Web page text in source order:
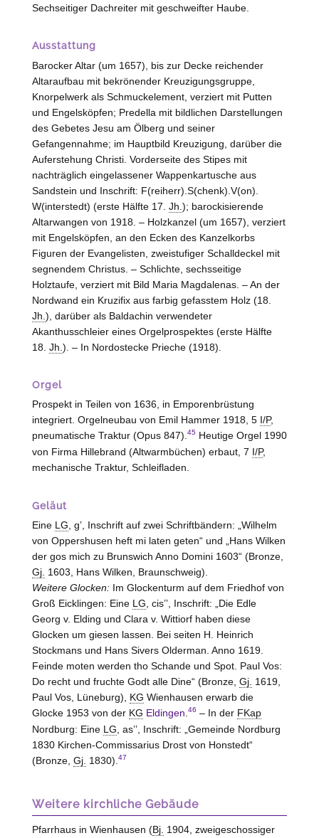
Sechseitiger Dachreiter mit geschweifter Haube.
Ausstattung
Barocker Altar (um 1657), bis zur Decke reichender
Altaraufbau mit bekrönender Kreuzigungsgruppe,
Knorpelwerk als Schmuckelement, verziert mit Putten
und Engelsköpfen; Predella mit bildlichen Darstellungen
des Gebetes Jesu am Ölberg und seiner
Gefangennahme; im Hauptbild Kreuzigung, darüber die
Auferstehung Christi. Vorderseite des Stipes mit
nachträglich eingelassener Wappenkartusche aus
Sandstein und Inschrift: F(reiherr).S(chenk).V(on).
W(interstedt) (erste Hälfte 17. Jh. ); barockisierende
Altarwangen von 1918. – Holzkanzel (um 1657), verziert
mit Engelsköpfen, an den Ecken des Kanzelkorbs
Figuren der Evangelisten, zweistufiger Schalldeckel mit
segnendem Christus. – Schlichte, sechsseitige
Holztaufe, verziert mit Bild Maria Magdalenas. – An der
Nordwand ein Kruzifix aus farbig gefasstem Holz (18.
Jh. ), darüber als Baldachin verwendeter
Akanthusschleier eines Orgelprospektes (erste Hälfte
18. Jh. ). – In Nordostecke Prieche (1918).
Orgel
Prospekt in Teilen von 1636, in Emporenbrüstung
integriert. Orgelneubau von Emil Hammer 1918, 5 I/P,
pneumatische Traktur (Opus 847).45Heutige Orgel 1990
von Firma Hillebrand (Altwarmbüchen) erbaut, 7 I/P,
mechanische Traktur, Schleifladen.
Geläut
Eine LG , g’, Inschrift auf zwei Schriftbändern: „Wilhelm
von Oppershusen heft mi laten geten“ und „Hans Wilken
der gos mich zu Brunswich Anno Domini 1603“ (Bronze,
Gj. 1603, Hans Wilken, Braunschweig).
Weitere Glocken:Im Glockenturm auf dem Friedhof von
Groß Eicklingen: Eine LG , cis’’, Inschrift: „Die Edle
Georg v. Elding und Clara v. Wittiorf haben diese
Glocken um giesen lassen. Bei seiten H. Heinrich
Stockmans und Hans Sivers Olderman. Anno 1619.
Feinde moten werden tho Schande und Spot. Paul Vos:
Do recht und fruchte Godt alle Dine“ (Bronze, Gj. 1619,
Paul Vos, Lüneburg), KG Wienhausen erwarb die
Glocke 1953 von der KG Eldingen 46 – In der FKap
Nordburg: Eine LG , as’’, Inschrift: „Gemeinde Nordburg
1830 Kirchen-Commissarius Drost von Honstedt“
(Bronze, Gj. 1830). 47
Weitere kirchliche Gebäude
Pfarrhaus in Wienhausen (Bj. 1904, zweigeschossiger